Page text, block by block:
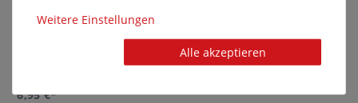
6,95 €*
Weitere Einstellungen
Alle akzeptieren